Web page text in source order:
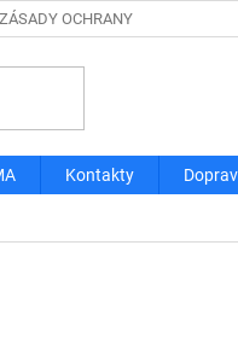
ZÁSADY OCHRANY OSOBNÝCH
Kontakty